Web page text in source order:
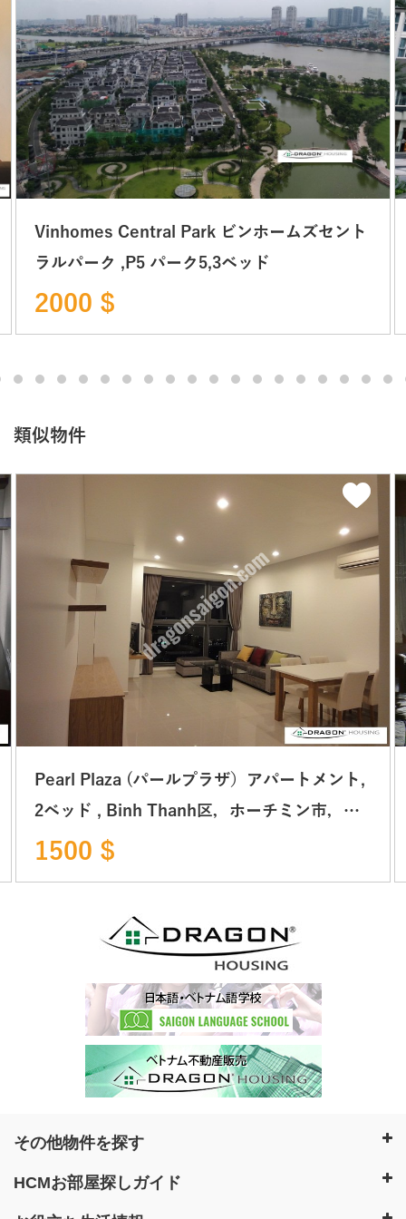
Vinhomes Central Park ビンホームズセント
ラルパーク ,P5 パーク5,3ベッド
2000 $
類似物件
Pearl Plaza (パールプラザ）アパートメント,
2ベッド , Binh Thanh区，ホーチミン市，ベ
トナム不動産
1500 $
その他物件を探す
HCMお部屋探しガイド